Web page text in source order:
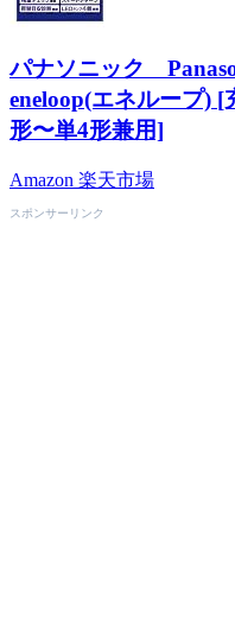
パナソニック
eneloop(エネループ) [
形〜単4形兼用]
Amazon 楽天市場
スポンサーリンク